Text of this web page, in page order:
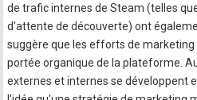
de trafic internes de Steam (telles
d'attente de découverte) ont
suggère que les efforts de
portée organique de la plateforme.
externes et internes se développent